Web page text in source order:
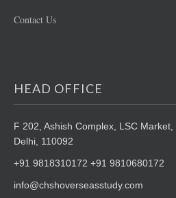
Contact Us
HEAD OFFICE
F 202, Ashish Complex, LSC Market,
Delhi, 110092
+91 9818310172 +91 9810680172
info@chshoverseasstudy.com